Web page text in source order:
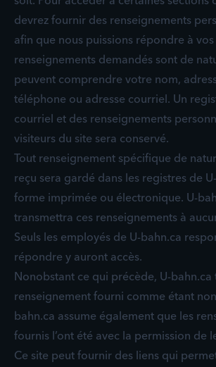
devrez fournir des renseignements
afin que nous puissions répondre à
renseignements demandés sont de
peuvent comprendre votre nom,
téléphone ou adresse courriel. Un
courriel et des renseignements
visiteurs du site sera conservé.
Tout renseignement spécifique de
reçu sera gardé dans les registres de
forme imprimée ou électronique. U-
transmettra ces renseignements à
Seuls les employés de U-bahn.ca
répondre y auront accès.
Nonobstant ce qui précède, U-
renseignement fourni comme étant
bahn.ca assume également que les
fournis l’ont été avec la permission de
Ce site peut fournir des liens qui